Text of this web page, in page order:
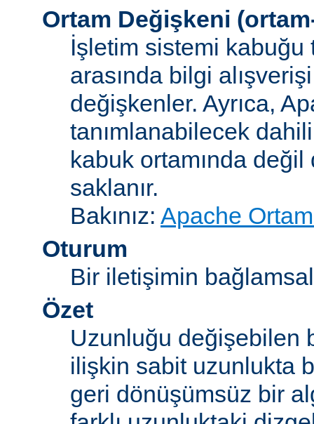
Ortam Değişkeni
İşletim sistemi kabuğu
arasında bilgi
değişkenler. Ayrıca,
tanımlanabilecek
kabuk ortamında değil
saklanır.
Bakınız: Apache
Oturum
Bir iletişimin
Özet
Uzunluğu değişebilen
ilişkin sabit uzunlukta
geri dönüşümsüz bir